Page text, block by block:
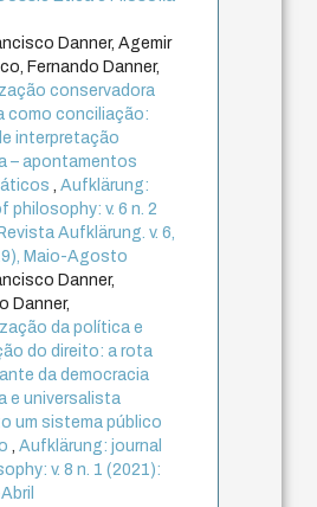
Danner, Agemir
Fernando Danner,
conservadora
como conciliação:
interpretação
– apontamentos
,Aufklärung:
philosophy: v. 6 n. 2
Aufklärung. v. 6,
Maio-Agosto
Danner,
Danner,
da política e
do direito: a rota
da democracia
e universalista
um sistema público
,Aufklärung: journal
v. 8 n. 1 (2021):